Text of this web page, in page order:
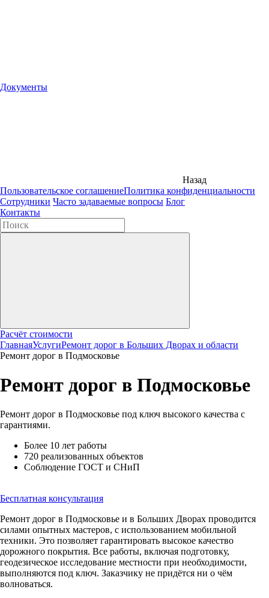
Документы
Назад
Пользовательское соглашениеПолитика конфиденциальности
Сотрудники Часто задаваемые вопросы Блог
Контакты
Расчёт стоимости
ГлавнаяУслугиРемонт дорог в Больших Дворах и области
Ремонт дорог в Подмосковье
Ремонт дорог в Подмосковье
Ремонт дорог в Подмосковье под ключ высокого качества с
гарантиями.
Более 10 лет работы
720 реализованных объектов
Соблюдение ГОСТ и СНиП
Бесплатная консультация
Ремонт дорог в Подмосковье и в Больших Дворах проводится
силами опытных мастеров, с использованием мобильной
техники. Это позволяет гарантировать высокое качество
дорожного покрытия. Все работы, включая подготовку,
геодезическое исследование местности при необходимости,
выполняются под ключ. Заказчику не придётся ни о чём
волноваться.